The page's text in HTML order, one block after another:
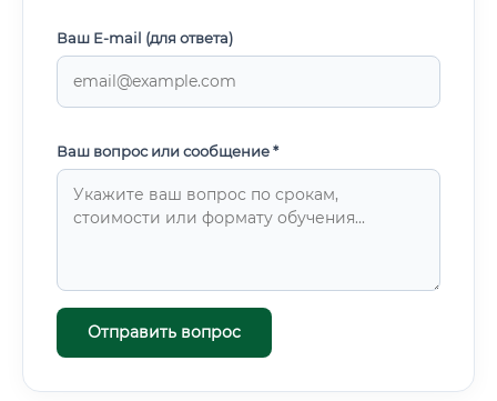
Ваш E-mail (для ответа)
Ваш вопрос или сообщение *
Отправить вопрос